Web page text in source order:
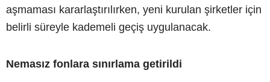
aşmaması kararlaştırılırken, yeni kurulan şirketler için
belirli süreyle kademeli geçiş uygulanacak.
Nemasız fonlara sınırlama getirildi